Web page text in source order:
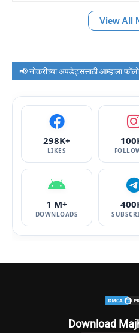
View All
📢 नोकरीच्या अपडेट्ससाठी आम्हाला
298K+
LIKES
1 M+
DOWNLOADS
Download